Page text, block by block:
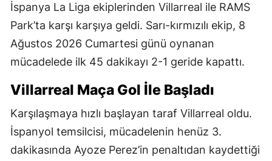
İspanya La Liga ekiplerinden Villarreal ile RAMS
Park’ta karşı karşıya geldi. Sarı-kırmızılı ekip, 8
Ağustos 2026 Cumartesi günü oynanan
mücadelede ilk 45 dakikayı 2-1 geride kapattı.
Villarreal Maça Gol İle Başladı
Karşılaşmaya hızlı başlayan taraf Villarreal oldu.
İspanyol temsilcisi, mücadelenin henüz 3.
dakikasında Ayoze Perez’in penaltıdan kaydettiği